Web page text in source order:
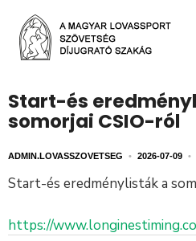
Start-és
somorjai CSIO-ról
ADMIN.LOVASSZOVETSEG • 2026-07-09 •
Start-és eredménylisták a
https://